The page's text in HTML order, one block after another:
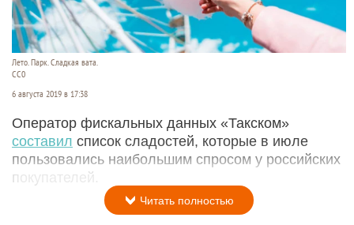
Лето. Парк. Сладкая вата.
СС0
6 августа 2019 в 17:38
Оператор фискальных данных «Такском»
составил список сладостей, которые в июле
пользовались наибольшим спросом у российских
покупателей.
Читать полностью